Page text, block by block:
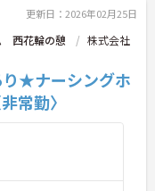
更新日：2026年02月25日
西花輪の憩
株式会社
り★ナーシングホ
常勤〉